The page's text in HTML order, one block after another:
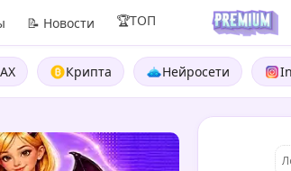
📝 Новости 🏆ТОП
Крипта Нейросети